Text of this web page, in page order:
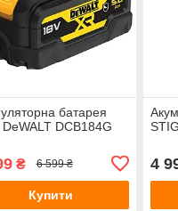
батарея
DCB184G
₴ 6 599 ₴
Купити
4